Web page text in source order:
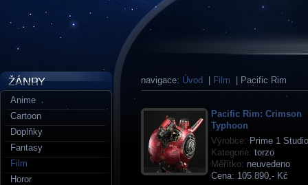
navigace: Úvod Film | Pacific Rim
Pacific Rim: Crimson
Typhoon
Výrobce: Prime 1 Studio
Kategorie: torzo
Měřítko: neuvedeno
Cena: 105 890,- Kč
Anime
Cartoon
Doplňky
Fantasy
Film
Horor